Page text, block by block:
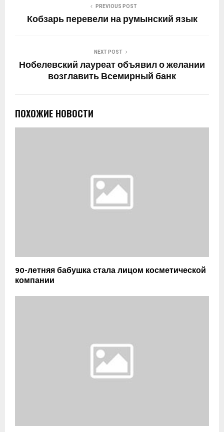
PREVIOUS POST
Кобзарь перевели на румынский язык
NEXT POST
Нобелевский лауреат объявил о желании
возглавить Всемирный банк
ПОХОЖИЕ НОВОСТИ
90-летняя бабушка стала лицом косметической
компании